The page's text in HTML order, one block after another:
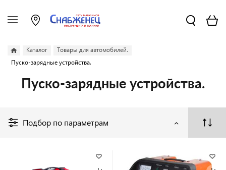
Каталог
Товары для автомобилей.
Пуско-зарядные устройства.
Пуско-зарядные устройства.
Подбор по параметрам